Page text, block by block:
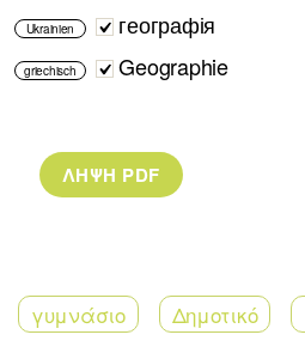
Ukrainien географія
griechisch Geographie
γυμνάσιο Δημοτικό